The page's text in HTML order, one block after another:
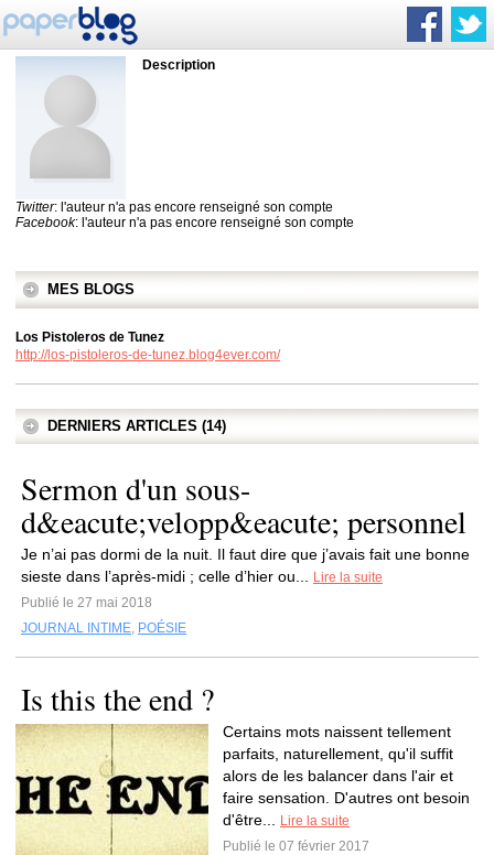
Description
Twitter: l'auteur n'a pas encore renseigné son compte
Facebook: l'auteur n'a pas encore renseigné son compte
MES BLOGS
Los Pistoleros de Tunez
http://los-pistoleros-de-tunez.blog4ever.com/
DERNIERS ARTICLES (14)
Sermon d'un sous-
d&eacute;velopp&eacute; personnel
Je n’ai pas dormi de la nuit. Il faut dire que j’avais fait une bonne
sieste dans l’après-midi ; celle d’hier ou...
Lire la suite
Publié le 27 mai 2018
JOURNAL INTIME, POÉSIE
Is this the end ?
Certains mots naissent tellement
parfaits, naturellement, qu'il suffit
alors de les balancer dans l'air et
faire sensation. D'autres ont besoin
d'être...
Lire la suite
Publié le 07 février 2017